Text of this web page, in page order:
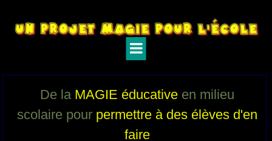
De la MAGIE éducativeen milieu
scolaire pour permettre à des élèves d'en
faire